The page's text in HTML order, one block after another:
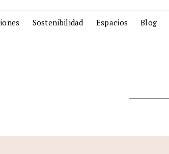
Sostenibilidad Espacios Blog